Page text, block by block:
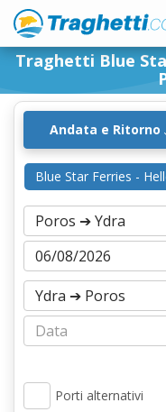
Traghetti Blue
Andata e Ritorno
Blue Star Ferries -
Porti alternativi